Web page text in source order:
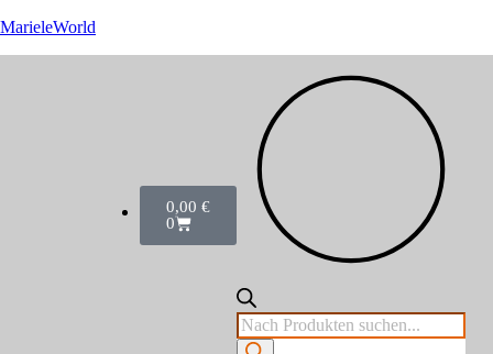
MarieleWorld
0,00 €
0